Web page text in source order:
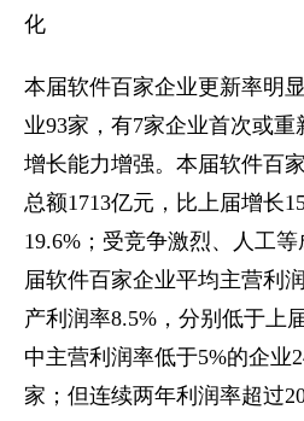
化
本届软件百家企业更新率明
业93家，有7家企业首次或
增长能力增强。本届软件百
总额1713亿元，比上届增长
19.6%；受竞争激烈、人工
届软件百家企业平均主营利
产利润率8.5%，分别低于上
中主营利润率低于5%的企业
家；但连续两年利润率超过